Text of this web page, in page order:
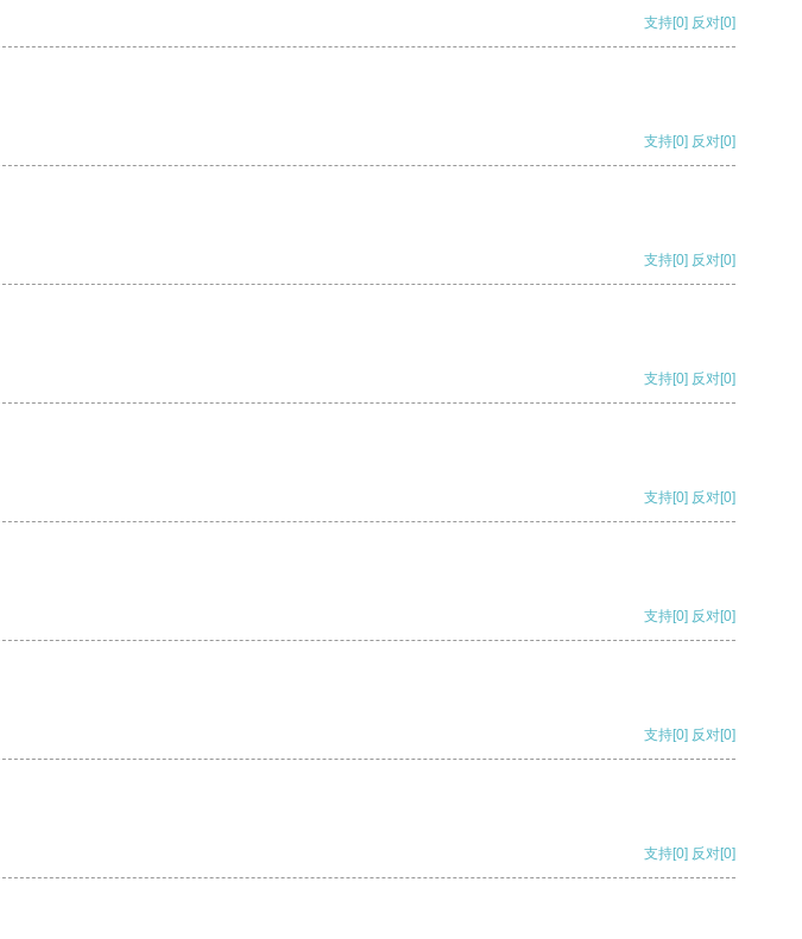
支持[0] 反对[0]
支持[0] 反对[0]
支持[0] 反对[0]
支持[0] 反对[0]
支持[0] 反对[0]
支持[0] 反对[0]
支持[0] 反对[0]
支持[0] 反对[0]